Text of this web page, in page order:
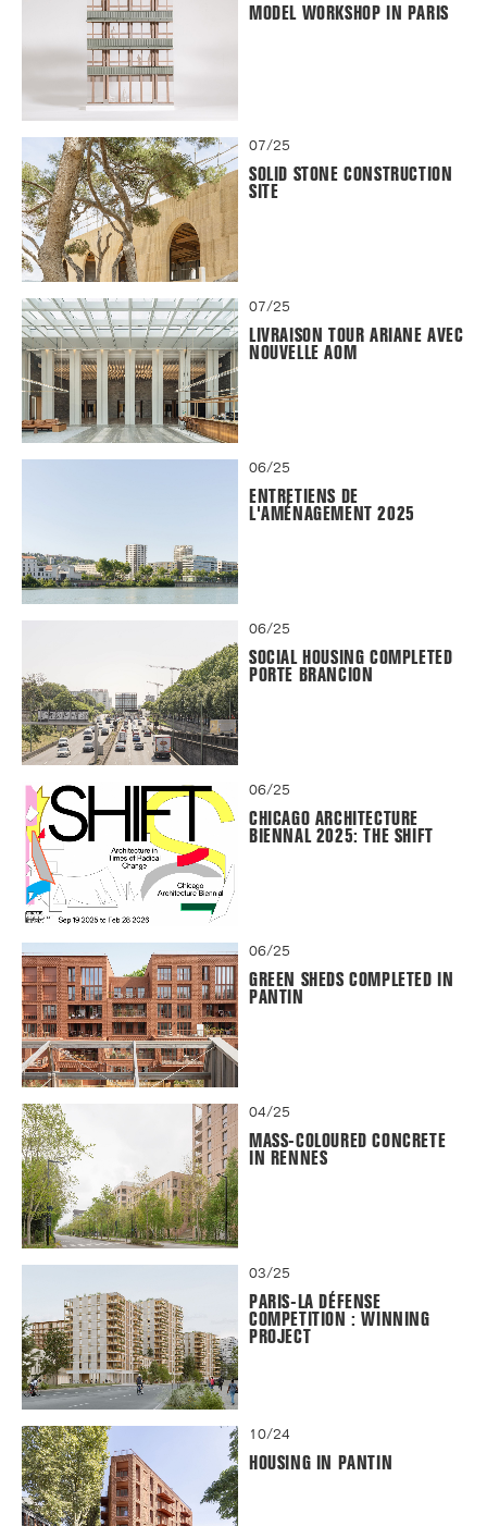
MODEL WORKSHOP IN PARIS
07/25
SOLID STONE CONSTRUCTION
SITE
07/25
LIVRAISON TOUR ARIANE AVEC
NOUVELLE AOM
06/25
ENTRETIENS DE
L'AMÉNAGEMENT 2025
06/25
SOCIAL HOUSING COMPLETED
PORTE BRANCION
06/25
CHICAGO ARCHITECTURE
BIENNAL 2025: THE SHIFT
06/25
GREEN SHEDS COMPLETED IN
PANTIN
04/25
MASS-COLOURED CONCRETE
IN RENNES
03/25
PARIS-LA DÉFENSE
COMPETITION : WINNING
PROJECT
10/24
HOUSING IN PANTIN